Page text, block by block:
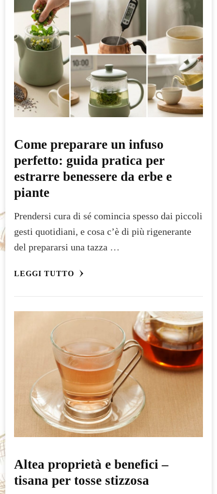
Come preparare un infuso
perfetto: guida pratica per
estrarre benessere da erbe e
piante
Prendersi cura di sé comincia spesso dai piccoli
gesti quotidiani, e cosa c’è di più rigenerante
del prepararsi una tazza …
LEGGI TUTTO
Altea proprietà e benefici –
tisana per tosse stizzosa